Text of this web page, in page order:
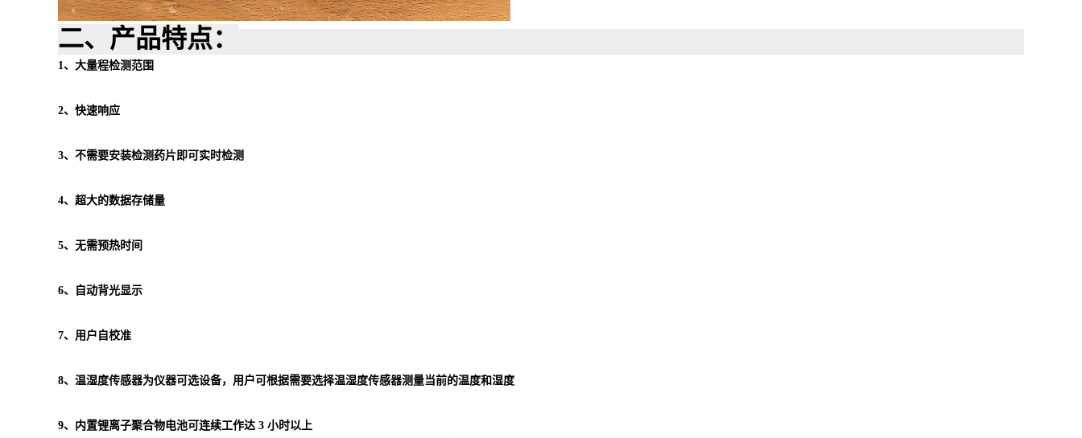
二、产品特点：
1、 大量程检测范围
2、 快速响应
3、 不需要安装检测药片即可实时检测
4、 超大的数据存储量
5、 无需预热时间
6、 自动背光显示
7、 用户自校准
8、 温湿度传感器为仪器可选设备，用户可根据需要选择温湿度传感器测量当前的温度和湿度
9、 内置锂离子聚合物电池可连续工作达 3 小时以上